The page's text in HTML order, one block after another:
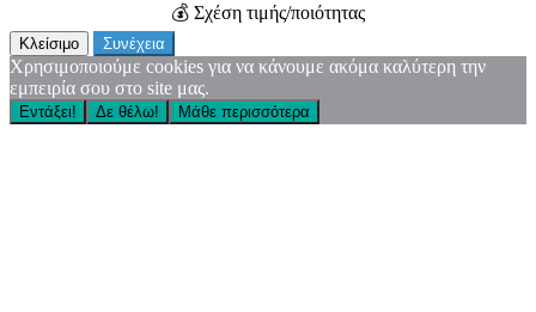
💰 Σχέση τιμής/ποιότητας
Κλείσιμο Συνέχεια
Χρησιμοποιούμε cookies για να κάνουμε ακόμα καλύτερη την
εμπειρία σου στο site μας.
Εντάξει! Δε θέλω! Μάθε περισσότερα